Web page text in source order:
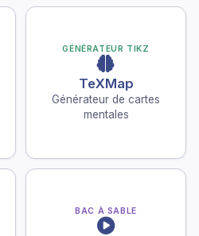
GÉNÉRATEUR TIKZ
TeXMap
Générateur de cartes
mentales
BAC À SABLE